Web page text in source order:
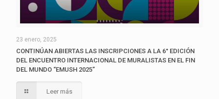
23 enero, 2025
CONTINÚAN ABIERTAS LAS INSCRIPCIONES A LA 6° EDICIÓN
DEL ENCUENTRO INTERNACIONAL DE MURALISTAS EN EL FIN
DEL MUNDO “EMUSH 2025”
Leer más